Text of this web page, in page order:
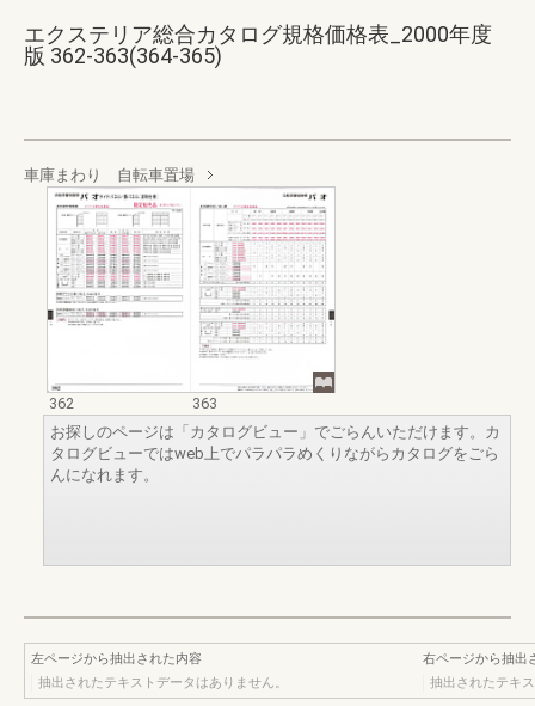
エクステリア総合カタログ規格価格表_2000年度
版 362-363(364-365)
車庫まわり 自転車置場
362
363
お探しのページは「カタログビュー」でごらんいただけます。カ
タログビューではweb上でパラパラめくりながらカタログをごら
んになれます。
左ページから抽出された内容
抽出されたテキストデータはありません。
右ページから抽出
抽出されたテキ